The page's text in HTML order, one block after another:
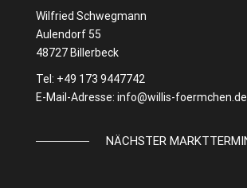
Wilfried Schwegmann
Aulendorf 55
48727 Billerbeck
Tel: +49 173 9447742
E-Mail-Adresse: info@willis-foermchen.de
NÄCHSTER